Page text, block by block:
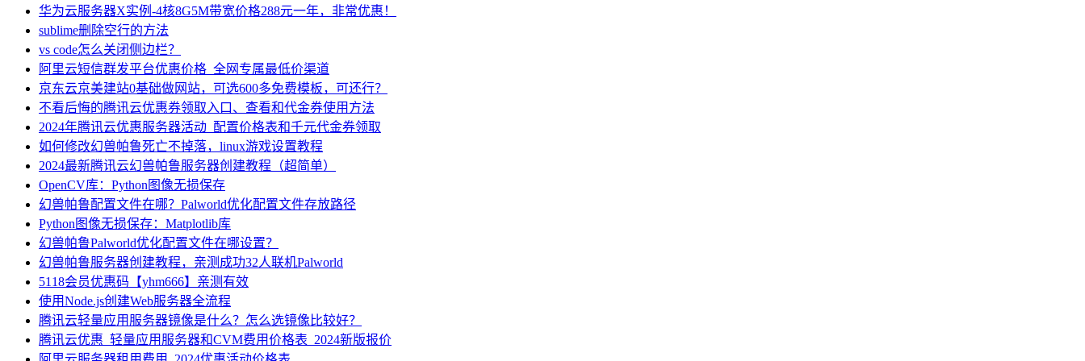
华为云服务器X实例-4核8G5M带宽价格288元一年，非常优惠！
sublime删除空行的方法
vs code怎么关闭侧边栏？
阿里云短信群发平台优惠价格_全网专属最低价渠道
京东云京美建站0基础做网站，可选600多免费模板，可还行？
不看后悔的腾讯云优惠券领取入口、查看和代金券使用方法
2024年腾讯云优惠服务器活动_配置价格表和千元代金券领取
如何修改幻兽帕鲁死亡不掉落，linux游戏设置教程
2024最新腾讯云幻兽帕鲁服务器创建教程（超简单）
OpenCV库：Python图像无损保存
幻兽帕鲁配置文件在哪？Palworld优化配置文件存放路径
Python图像无损保存：Matplotlib库
幻兽帕鲁Palworld优化配置文件在哪设置？
幻兽帕鲁服务器创建教程，亲测成功32人联机Palworld
5118会员优惠码【yhm666】亲测有效
使用Node.js创建Web服务器全流程
腾讯云轻量应用服务器镜像是什么？怎么选镜像比较好？
腾讯云优惠_轻量应用服务器和CVM费用价格表_2024新版报价